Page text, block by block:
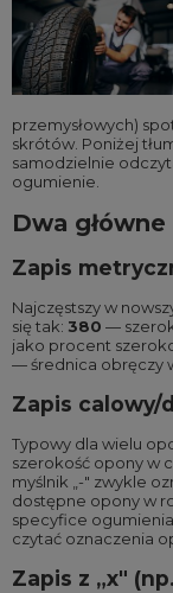
Producent
Nośność
przemysłowych)
skrótów. Poniżej
samodzielnie
ogumienie.
Dwa
Zapis
Najczęstszy w
się tak: 380 —
jako procent
— średnica obręczy
Zapis calowy/
Typowy dla wielu
szerokość opony w
myślnik „-" zwykle
dostępne opony w
specyfice
czytać oznaczenia
Zapis z „x"